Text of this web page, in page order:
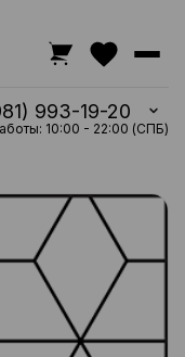
993-19-20
10:00 - 22:00 (СПБ)